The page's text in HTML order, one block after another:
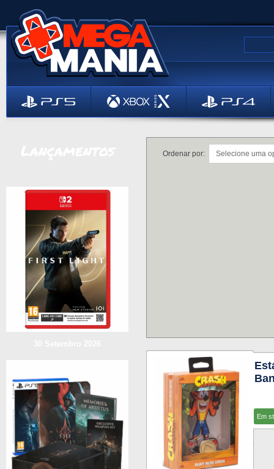
Ordenar por:
Em